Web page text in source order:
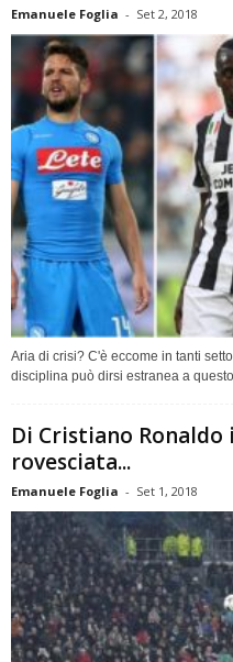
Emanuele Foglia - Set 2, 2018
Aria di crisi? C'è eccome in tanti
disciplina può dirsi estranea a
Di Cristiano Ronaldo
rovesciata...
Emanuele Foglia - Set 1, 2018